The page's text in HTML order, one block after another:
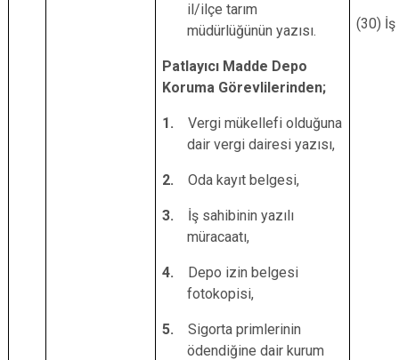
il/ilçe tarım
müdürlüğünün yazısı.
Patlayıcı Madde Depo
Koruma Görevlilerinden;
1. Vergi mükellefi olduğuna
dair vergi dairesi yazısı,
2. Oda kayıt belgesi,
3. İş sahibinin yazılı
müracaatı,
4. Depo izin belgesi
fotokopisi,
5. Sigorta primlerinin
ödendiğine dair kurum
(30) İş